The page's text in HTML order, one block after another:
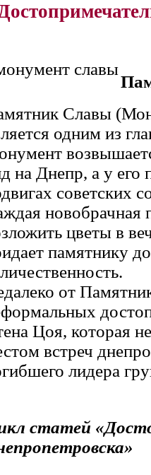
Славы
одним из
на Днепр, а у его
советских
новобрачная
цветы в
памятнику
от
Цоя, которая
встреч
лидера
статей